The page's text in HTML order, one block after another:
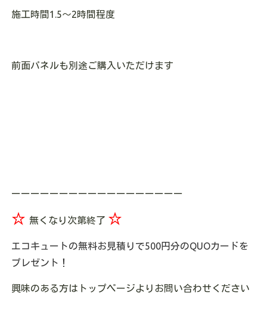
施工時間1.5～2時間程度
前面パネルも別途ご購入いただけます
ーーーーーーーーーーーーーーーーーー
☆ 無くなり次第終了 ☆
エコキュートの無料お見積りで500円分のQUOカードを
プレゼント！
興味のある方はトップページよりお問い合わせください